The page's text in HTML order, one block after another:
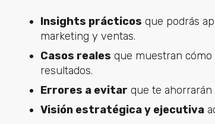
Insights prácticos que podrás
marketing y ventas.
Casos reales que muestran cómo
resultados.
Errores a evitar que te
Visión estratégica y ejecutiva